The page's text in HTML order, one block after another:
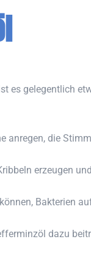
es gelegentlich
die
erzeugen
Bakterien
dazu